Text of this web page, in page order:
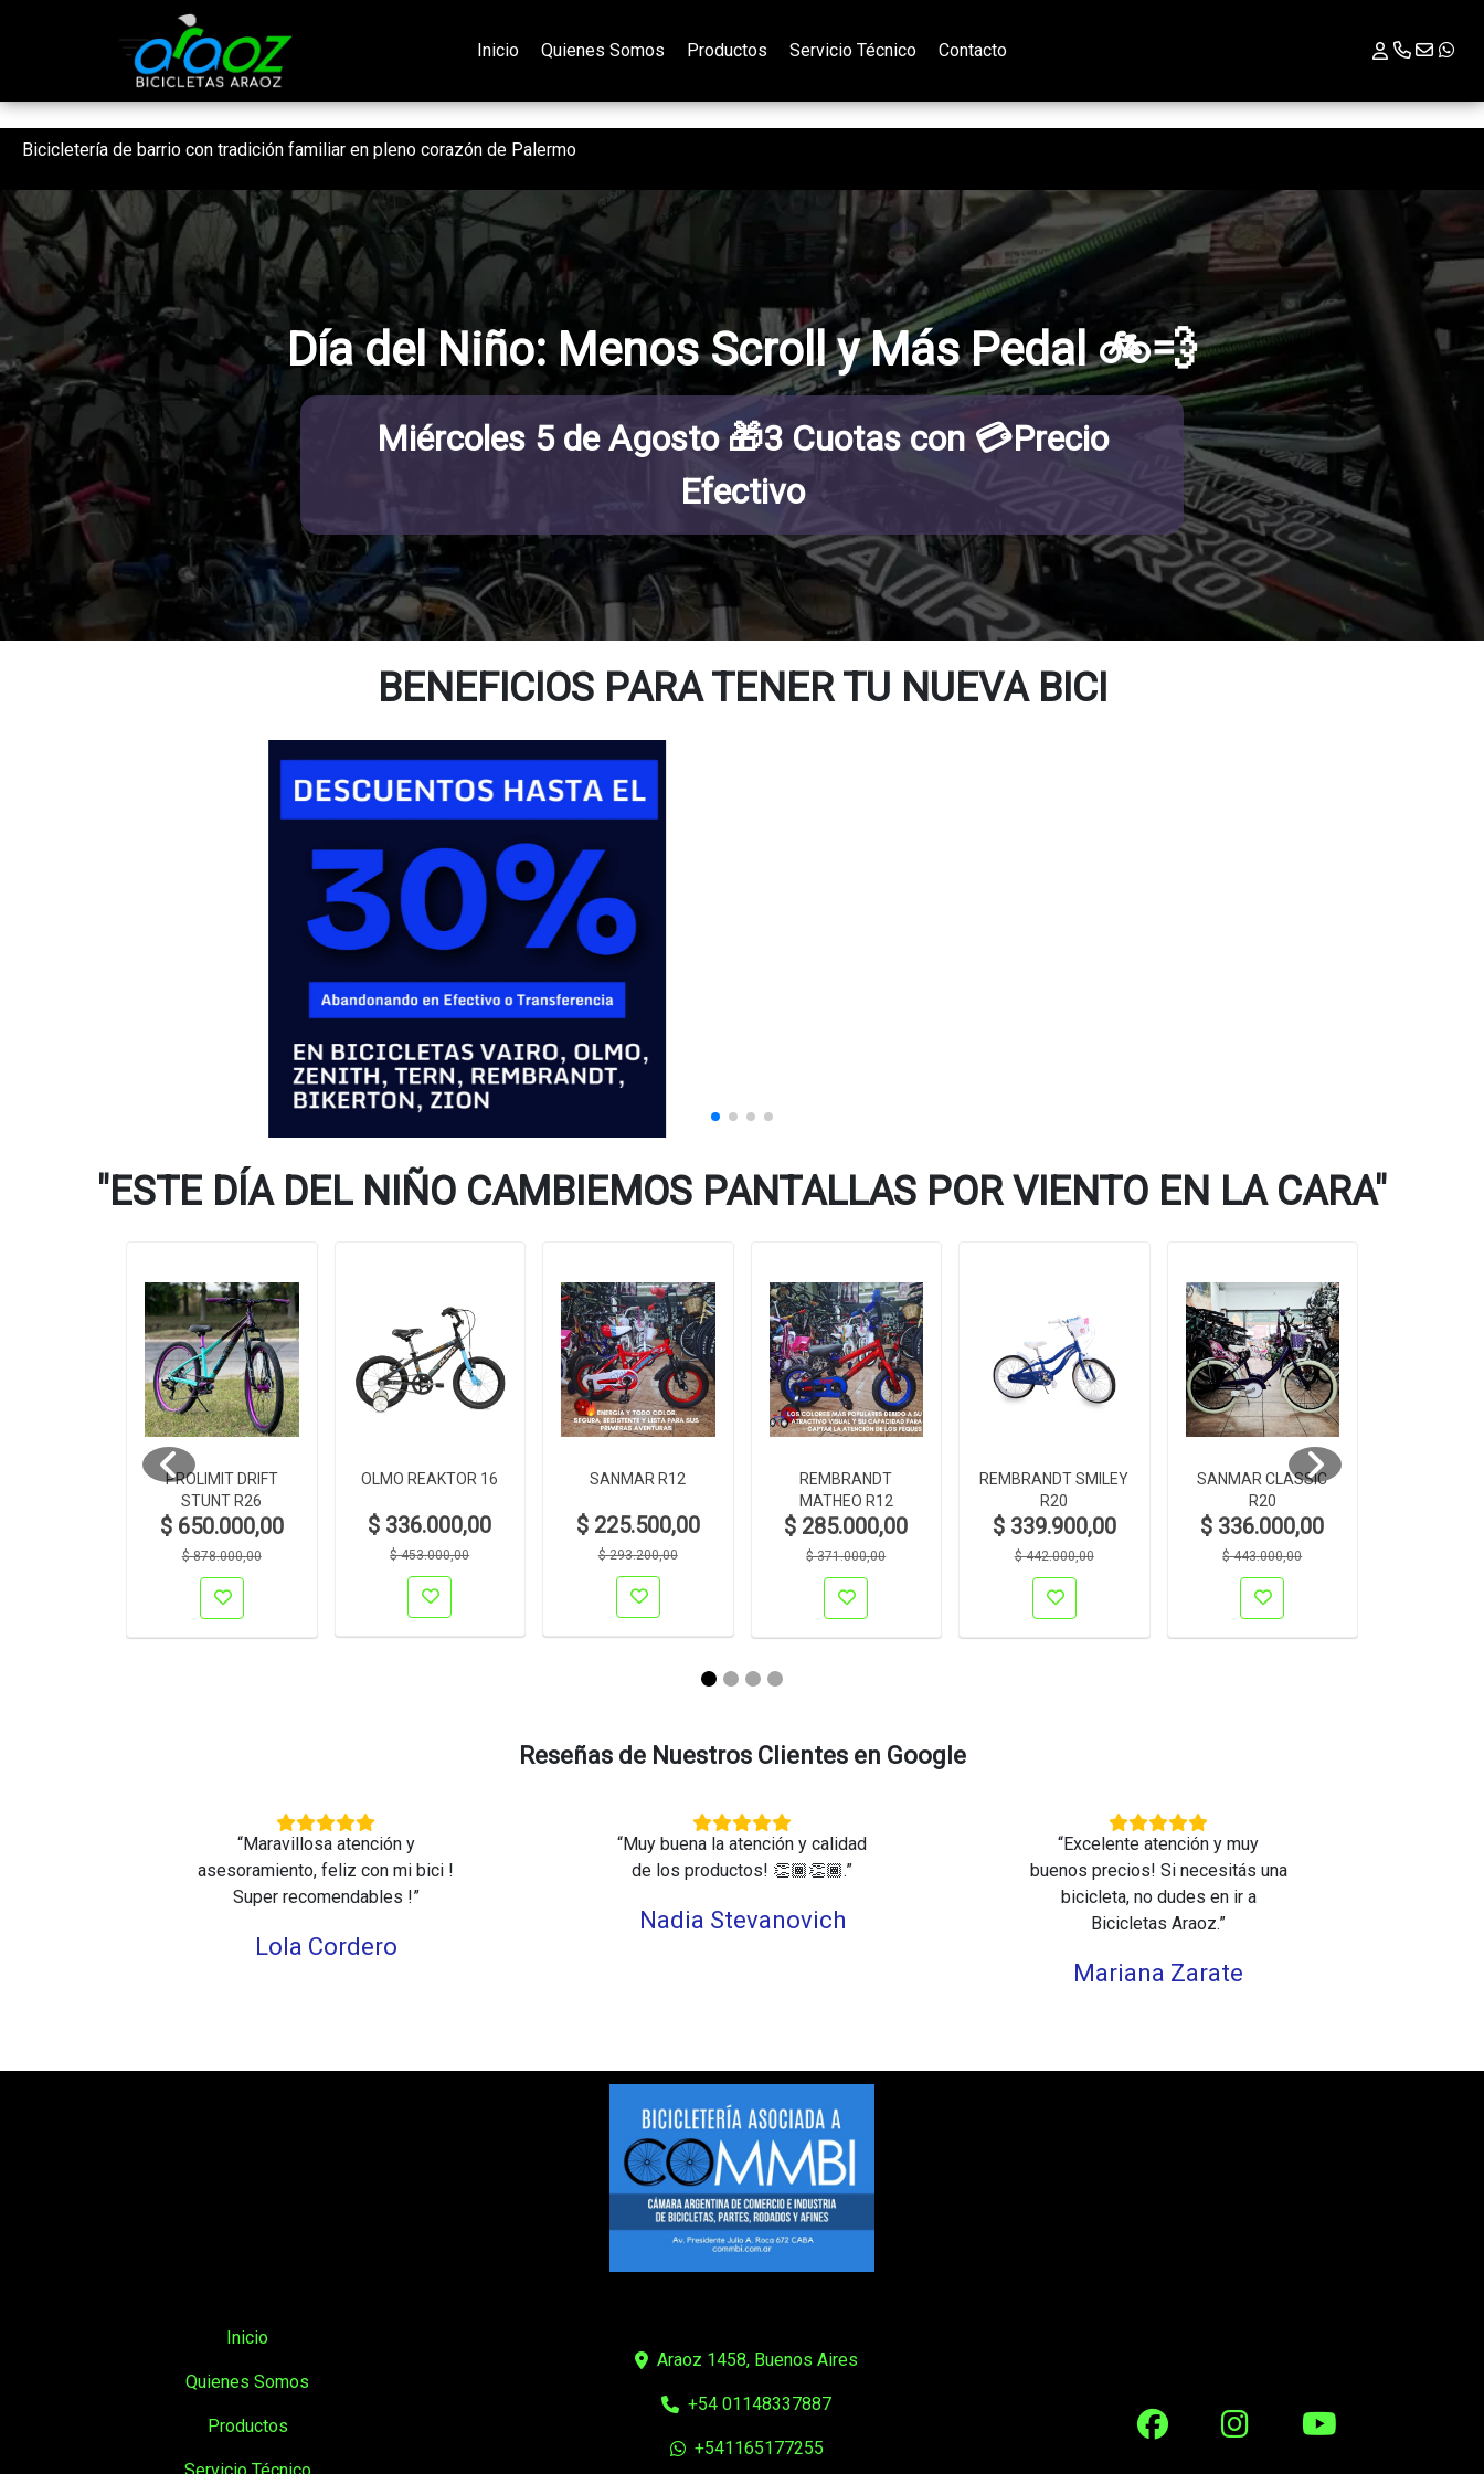
Inicio
Quienes Somos Productos Servicio Técnico Contacto
Bicicletería de barrio con tradición familiar en pleno corazón de Palermo
Día del Niño: Menos Scroll y Más Pedal 🚲💨
Miércoles 5 de Agosto 🎁3 Cuotas con 💳Precio
Efectivo
BENEFICIOS PARA TENER TU NUEVA BICI
"ESTE DÍA DEL NIÑO CAMBIEMOS PANTALLAS POR VIENTO EN LA CARA"
PROLIMIT DRIFT
STUNT R26
$ 650.000,00
$ 878.000,00
OLMO REAKTOR 16
$ 336.000,00
$ 453.000,00
SANMAR R12
$ 225.500,00
$ 293.200,00
REMBRANDT
MATHEO R12
$ 285.000,00
$ 371.000,00
REMBRANDT SMILEY
R20
$ 339.900,00
$ 442.000,00
SANMAR CLASSIC
R20
$ 336.000,00
$ 443.000,00
Reseñas de Nuestros Clientes en Google
“Maravillosa atención y
asesoramiento, feliz con mi bici !
Super recomendables !”
Lola Cordero
“Muy buena la atención y calidad
de los productos! 👏🏾👏🏾.”
Nadia Stevanovich
“Excelente atención y muy
buenos precios! Si necesitás una
bicicleta, no dudes en ir a
Bicicletas Araoz.”
Mariana Zarate
Inicio
Quienes Somos
Productos
Servicio Técnico
Araoz 1458, Buenos Aires
+54 01148337887
+541165177255